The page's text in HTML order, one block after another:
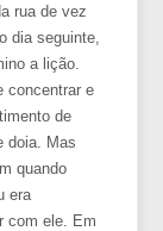
rua de vez
dia seguinte,
a lição.
concentrar e
de
doia. Mas
quando
era
com ele. Em